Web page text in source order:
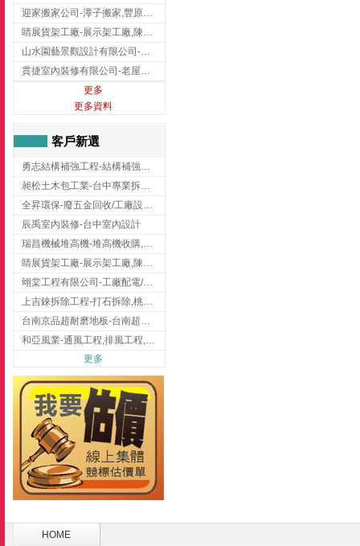
迎家搬家公司-潭子搬家,豐原搬家,大雅搬家,大甲搬家,台中推薦搬家,台中搬家
睛展貨架工廠-展示架工廠,陳列架,台中展示架工廠
山水園藝景觀設計有限公司-景觀工程,景觀設計,新竹園藝工程,新竹景觀設計
貫捷室內裝修有限公司-老屋翻新工程,台中老屋翻新工程,台中舊屋翻新
更多
更多資料
客戶新選
勇志結構補強工程-結構補強工程 ,桃園結構補強工程,龍潭結構補強工程
昶松土木包工業-台中專業拆除工程/挖土機出租
全昇環保-廢五金回收/工廠設備收購/機械設備回收/高價收購廠房設備
辰禹室內裝修-台中室內設計
瑞昌機械堆高機-堆高機收購,新北市堆高機,桃園堆高機
睛展貨架工廠-展示架工廠,陳列架,台中展示架工廠
翊棠工程有限公司-工廠配電/高雄消防機電公司
上吉錸拆除工程-打石拆除,桃園打石拆除,桃園拆除工程
台南京品超耐磨地板-台南超耐磨地板
和亞風業-通風工程,排風工程,彰化通風工程,彰化排風工程
更多
HOME